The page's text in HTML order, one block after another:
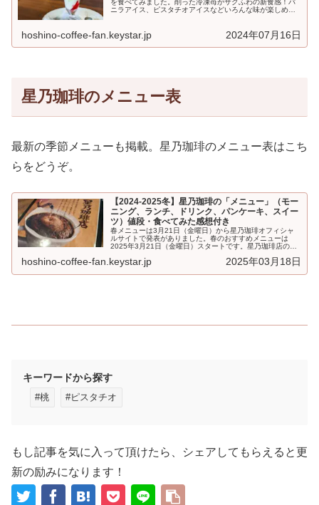
ニラアイス、ピスタチオアイスなどいろんな味が楽しめる
hoshino-coffee-fan.keystar.jp 2024年07月16日
星乃珈琲のメニュー表
最新の季節メニューも掲載。星乃珈琲のメニュー表はこち
らをどうぞ。
【2024-2025冬】星乃珈琲の「メニュー」（モー
ニング、ランチ、ドリンク、パンケーキ、スイー
ツ）値段・食べてみた感想付き
春メニューは3月21日（金曜日）から星乃珈琲オフィシャ
ルサイトで発表がありました。春のおすすめメニューは
2025年3月21日（金曜日）スタートです。星乃珈琲店の
hoshino-coffee-fan.keystar.jp 2025年03月18日
キーワードから探す
#桃 #ピスタチオ
もし記事を気に入って頂けたら、シェアしてもらえると更
新の励みになります！